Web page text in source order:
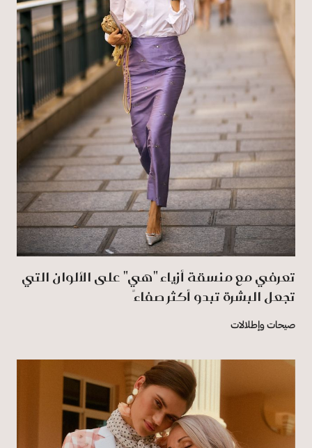
تعرفي مع منسقة أزياء "هي" على الألوان التي
تجعل البشرة تبدو أكثر صفاءً
صيحات وإطلالات